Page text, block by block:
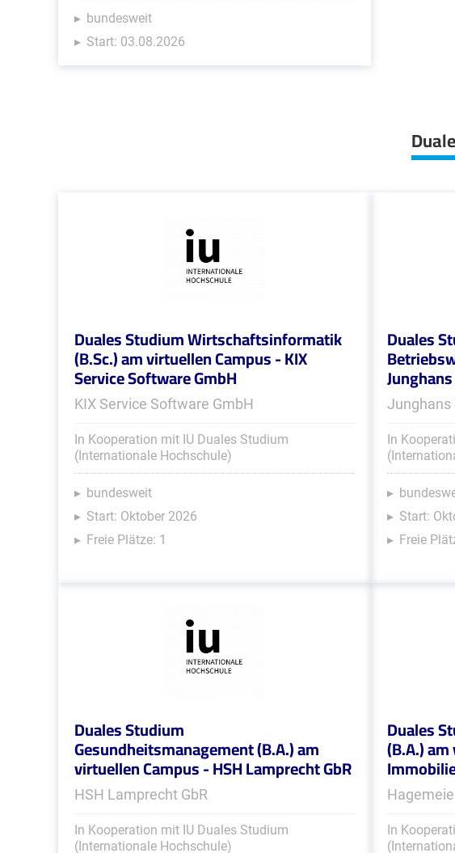
bundesweit
Start: 03.08.2026
Duales Studium Wirtschaftsinformatik
(B.Sc.) am virtuellen Campus - KIX
Service Software GmbH
KIX Service Software GmbH
In Kooperation mit IU Duales Studium
(Internationale Hochschule)
bundesweit
Start: Oktober 2026
Freie Plätze: 1
Duales
Junghans
In
Start:
Freie
Duales Studium
Gesundheitsmanagement (B.A.) am
virtuellen Campus - HSH Lamprecht GbR
HSH Lamprecht GbR
In Kooperation mit IU Duales Studium
(Internationale Hochschule)
Duales
(B.A.)
In